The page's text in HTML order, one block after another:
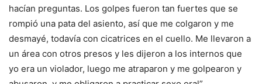
hacían preguntas. Los golpes fueron tan fuertes que se
rompió una pata del asiento, así que me colgaron y me
desmayé, todavía con cicatrices en el cuello. Me llevaron a
un área con otros presos y les dijeron a los internos que
yo era un violador, luego me atraparon y me golpearon y